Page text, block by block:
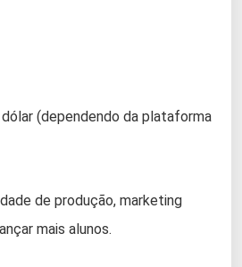
(dependendo da plataforma
de produção, marketing
mais alunos.